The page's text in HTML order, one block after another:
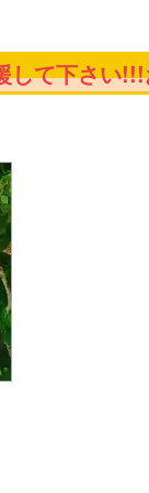
して下さい